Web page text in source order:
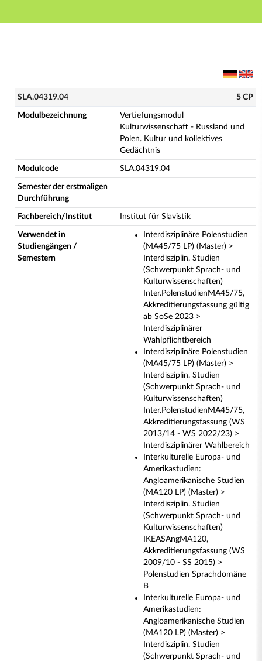
Hauptnavigation
SLA.04319.04 - Vertiefungsmodul
SLA.04319.04 5 CP
Modulbezeichnung
Vertiefungsmodul
Kulturwissenschaft - Russland und
Polen. Kultur und kollektives
Gedächtnis
Modulcode SLA.04319.04
Semester der erstmaligen
Durchführung
Fachbereich/Institut Institut für Slavistik
Verwendet in
Studiengängen /
Semestern
Interdisziplinäre Polenstudien
(MA45/75 LP) (Master) >
Interdisziplin. Studien
(Schwerpunkt Sprach- und
Kulturwissenschaften)
Inter.PolenstudienMA45/75,
Akkreditierungsfassung gültig
ab SoSe 2023 >
Interdisziplinärer
Wahlpflichtbereich
Interdisziplinäre Polenstudien
(MA45/75 LP) (Master) >
Interdisziplin. Studien
(Schwerpunkt Sprach- und
Kulturwissenschaften)
Inter.PolenstudienMA45/75,
Akkreditierungsfassung (WS
2013/14 - WS 2022/23) >
Interdisziplinärer Wahlbereich
Interkulturelle Europa- und
Amerikastudien:
Angloamerikanische Studien
(MA120 LP) (Master) >
Interdisziplin. Studien
(Schwerpunkt Sprach- und
Kulturwissenschaften)
IKEASAngMA120,
Akkreditierungsfassung (WS
2009/10 - SS 2015) >
Polenstudien Sprachdomäne
B
Interkulturelle Europa- und
Amerikastudien:
Angloamerikanische Studien
(MA120 LP) (Master) >
Interdisziplin. Studien
(Schwerpunkt Sprach- und